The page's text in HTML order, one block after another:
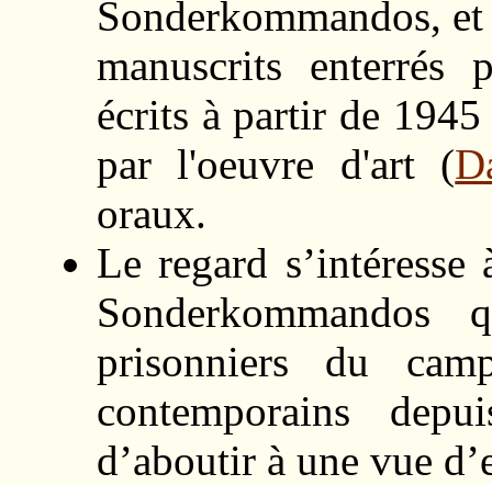
Sonderkommandos,
manuscrits enterrés
écrits à partir de
par l'oeuvre d'art (
oraux.
Le regard
prisonniers du
contemporains
d’aboutir à une vue